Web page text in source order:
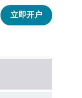
立即开户